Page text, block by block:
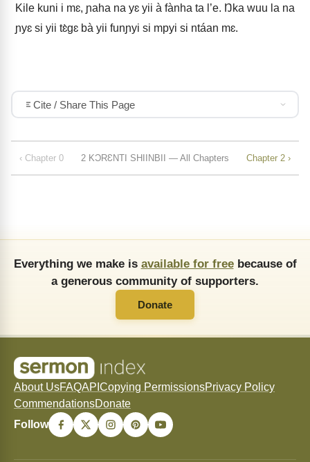
Kile kuni i mɛ, ɲaha na yɛ yii à fànha ta l’e. Ŋka wuu la na
ɲyɛ si yii tɛ̀gɛ bà yii funɲyi si mpyi si ntáan mɛ.
Cite / Share This Page
‹ Chapter 0 2 KƆRƐNTI SHIINBII — All Chapters Chapter 2 ›
Everything we make is available for freebecause of
a generous community of supporters.
Donate
About UsFAQAPI Copying PermissionsPrivacy Policy
CommendationsDonate
Follow